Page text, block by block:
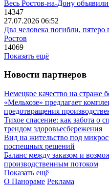
Весь Ростов-на-Дону
14347
27.07.2026 06:52
Два человека погибли,
Ростов
14069
Показать ещё
Новости партнеров
Немецкое качество на страже
«Мельхозе» предлагает
предотвращения
Тихое спасение: как забота о
трендом здоровьесбережения
Вид на жительство под
поспешных решений
Баланс между заказом и
производственным потоком
Показать ещё
О Панораме Реклама